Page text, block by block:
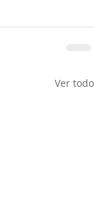
Ver todo